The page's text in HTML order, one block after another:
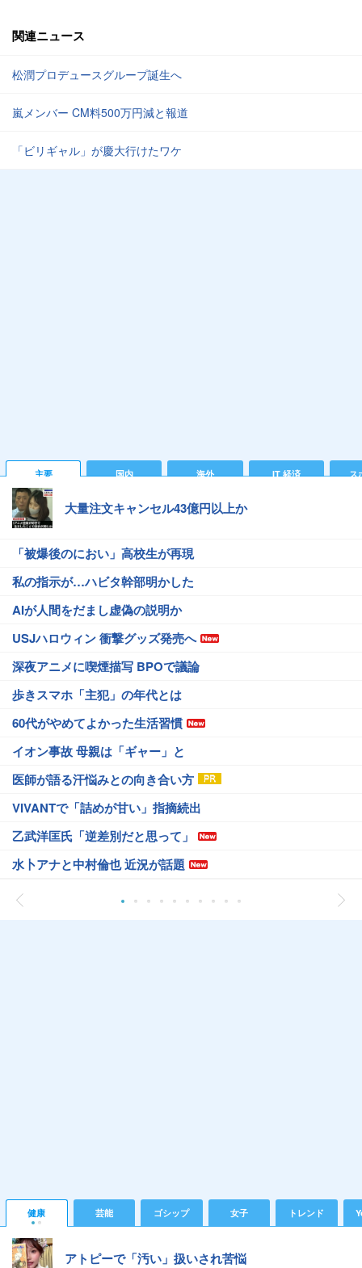
関連ニュース
松潤プロデュースグループ誕生へ
嵐メンバー CM料500万円減と報道
「ビリギャル」が慶大行けたワケ
主要 国内 海外 IT 経済 ス
大量注文キャンセル43億円以上か
「被爆後のにおい」高校生が再現
私の指示が…ハビタ幹部明かした
AIが人間をだまし虚偽の説明か
USJハロウィン 衝撃グッズ発売へ
深夜アニメに喫煙描写 BPOで議論
歩きスマホ「主犯」の年代とは
60代がやめてよかった生活習慣
イオン事故 母親は「ギャー」と
医師が語る汗悩みとの向き合い方
VIVANTで「詰めが甘い」指摘続出
乙武洋匡氏「逆差別だと思って」
水卜アナと中村倫也 近況が話題
健康 芸能 ゴシップ 女子 トレンド
アトピーで「汚い」扱いされ苦悩